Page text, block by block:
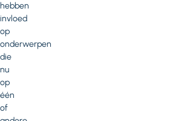
hebben
invloed
op
onderwerpen
die
nu
op
één
of